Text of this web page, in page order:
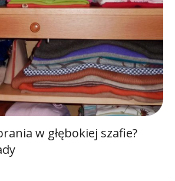
w głębokiej szafie?